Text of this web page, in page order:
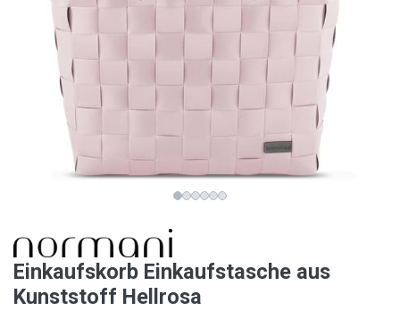
Einkaufskorb Einkaufstasche aus
Kunststoff Hellrosa